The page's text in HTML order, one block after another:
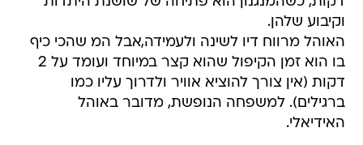
וקיבוע שלהן.
האוהל מרווח דיו לשינה ולעמידה,אבל המ שהכי כיף
בו הוא זמן הקיפול שהוא קצר במיוחד ועומד על 2
דקות (אין צורך להוציא אוויר ולדרוך עליו כמו
ברגילים). למשפחה הנופשת, מדובר באוהל
האידיאלי.